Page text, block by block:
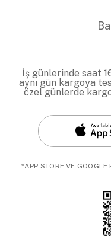
İş günlerinde saat
aynı gün kargoya
özel günlerde
*APP STORE VE GOOGLE